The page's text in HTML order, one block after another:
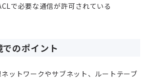
で必要な通信が許可されている
のポイント
ットワークやサブネット、ルートテーブ